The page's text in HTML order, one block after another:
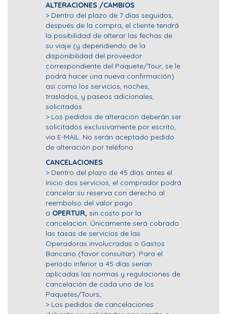
ALTERACIONES /CAMBIOS
> Dentro del plazo de 7 días seguidos,
después de la compra, el cliente tendrá
la posibilidad de alterar las fechas de
su viaje (y dependiendo de la
disponibilidad del proveedor
correspondiente del Paquete/Tour, se le
podrá hacer una nueva confirmación)
así como los servicios, noches,
traslados, y paseos adicionales,
solicitados
> Los pedidos de alteración deberán ser
solicitados exclusivamente por escrito,
via E-MAIL. No serán aceptado pedido
de alteración por teléfono.
CANCELACIONES
> Dentro del plazo de 45 días antes el
inicio dos servicios, el comprador podrá
cancelar su reserva con derecho al
reembolso del valor pago
a OPERTUR, sin costo por la
cancelación. Únicamente será cobrado
las tasas de servicios de las
Operadoras involucradas o Gastos
Bancario (favor consultar). Para el
período inferior a 45 días serían
aplicadas las normas y regulaciones de
cancelación de cada uno de los
Paquetes/Tours;
> Los pedidos de cancelaciones